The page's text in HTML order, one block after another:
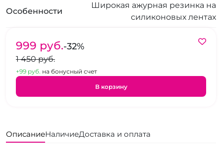
Особенности
Широкая ажурная резинка на
силиконовых лентах
999 pуб.-32%
1 450 pуб.
+99 pуб. на бонусный счет
В корзину
ОписаниеНаличиеДоставка и оплата